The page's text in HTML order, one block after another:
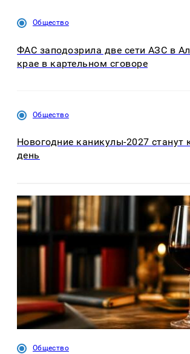
Общество
ФАС заподозрила две сети АЗС в
крае в картельном сговоре
Общество
Новогодние каникулы-2027 станут
день
Общество